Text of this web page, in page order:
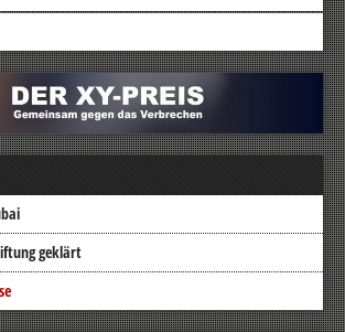
geklärt